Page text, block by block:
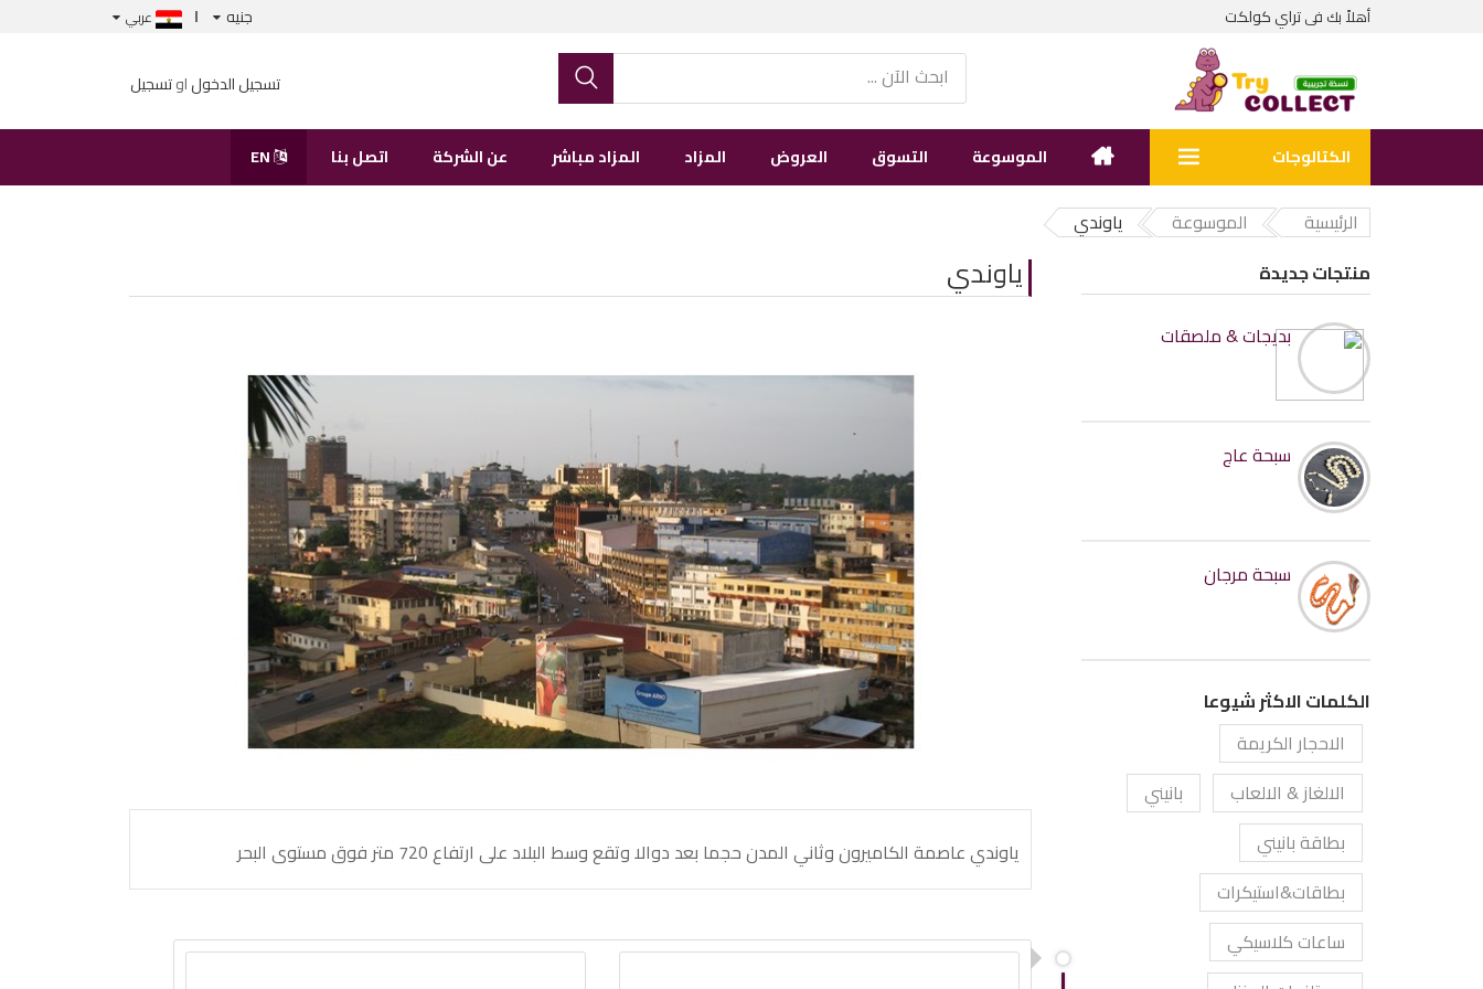
أهلاً بك فىتراي كولكت جنيه عربي
تسجيل الدخولاوتسجيل
الكتالوجات الموسوعة التسوق العروض المزاد المزاد مباشر عن الشركة اتصل بنا
الرئيسية الموسوعة
ياوندي
منتجات جديدة
بديجات & ملصقات
سبحة عاج
سبحة مرجان
الكلمات الاكثر شيوعا
الاحجار الكريمة
الالغاز & الالعاب
بانيني
بطاقة بانيني
بطاقات&استيكرات
ساعات كلاسيكي
ياوندي
ياوندي عاصمة الكاميرون وثاني المدن حجما بعد دوالا وتقع وسط البلاد على ارتفاع 720 متر فوق مستوى البحر